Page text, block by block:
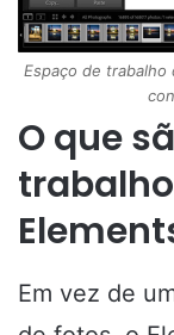
Espaço de trabalho
O que
Em vez de